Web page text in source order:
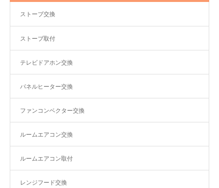
ストーブ交換
ストーブ取付
テレビドアホン交換
パネルヒーター交換
ファンコンベクター交換
ルームエアコン交換
ルームエアコン取付
レンジフード交換